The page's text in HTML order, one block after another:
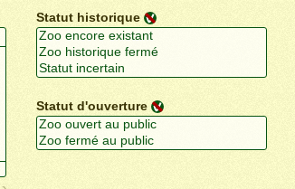
Statut historique
Statut d'ouverture